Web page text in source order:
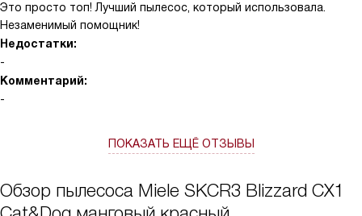
Это просто топ! Лучший пылесос, который использовала.
Незаменимый помощник!
Недостатки:
-
Комментарий:
-
ПОКАЗАТЬ ЕЩЁ ОТЗЫВЫ
Обзор пылесоса Miele SKCR3 Blizzard CX1